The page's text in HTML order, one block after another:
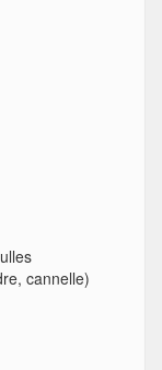
cannelle)